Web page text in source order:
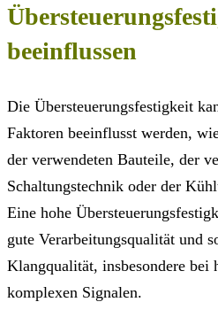
beeinflussen
Die Übersteuerungsfestigkeit
Faktoren beeinflusst werden,
der verwendeten Bauteile, der
Schaltungstechnik oder der
Eine hohe
gute Verarbeitungsqualität und
Klangqualität, insbesondere bei
komplexen Signalen.